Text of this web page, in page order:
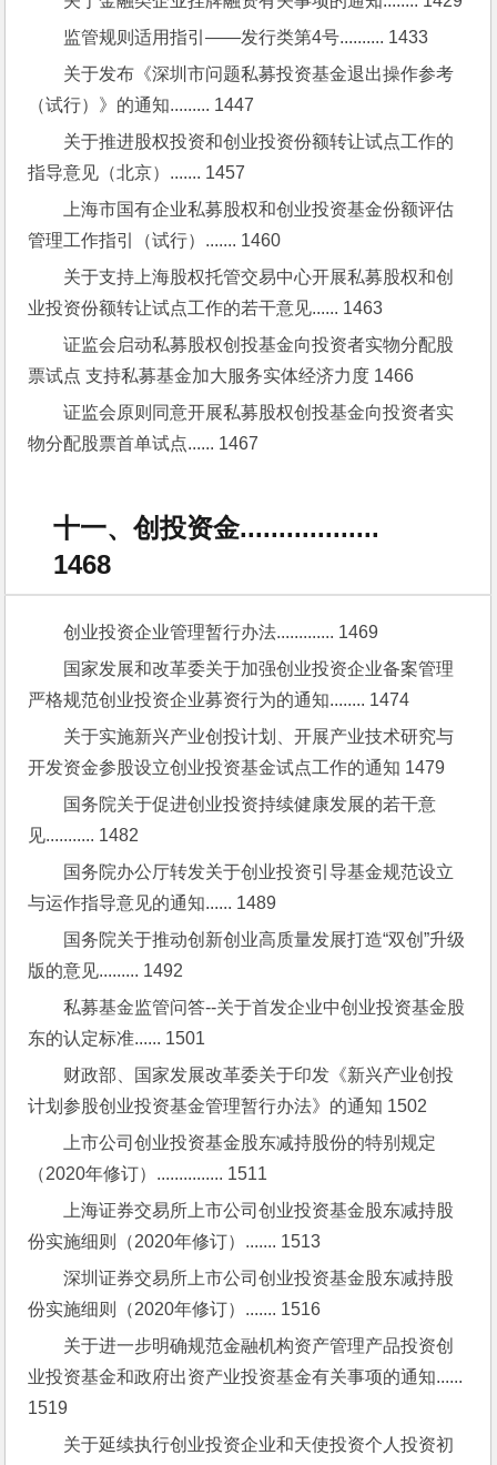
监管规则适用指引——发行类第4号.......... 1433
关于发布《深圳市问题私募投资基金退出操作参考
（试行）》的通知......... 1447
关于推进股权投资和创业投资份额转让试点工作的
指导意见（北京）....... 1457
上海市国有企业私募股权和创业投资基金份额评估
管理工作指引（试行）....... 1460
关于支持上海股权托管交易中心开展私募股权和创
业投资份额转让试点工作的若干意见...... 1463
证监会启动私募股权创投基金向投资者实物分配股
票试点 支持私募基金加大服务实体经济力度 1466
证监会原则同意开展私募股权创投基金向投资者实
物分配股票首单试点...... 1467
十一、创投资金..................
1468
创业投资企业管理暂行办法............. 1469
国家发展和改革委关于加强创业投资企业备案管理
严格规范创业投资企业募资行为的通知........ 1474
关于实施新兴产业创投计划、开展产业技术研究与
开发资金参股设立创业投资基金试点工作的通知 1479
国务院关于促进创业投资持续健康发展的若干意
见........... 1482
国务院办公厅转发关于创业投资引导基金规范设立
与运作指导意见的通知...... 1489
国务院关于推动创新创业高质量发展打造“双创”升级
版的意见......... 1492
私募基金监管问答--关于首发企业中创业投资基金股
东的认定标准...... 1501
财政部、国家发展改革委关于印发《新兴产业创投
计划参股创业投资基金管理暂行办法》的通知 1502
上市公司创业投资基金股东减持股份的特别规定
（2020年修订）............... 1511
上海证券交易所上市公司创业投资基金股东减持股
份实施细则（2020年修订）....... 1513
深圳证券交易所上市公司创业投资基金股东减持股
份实施细则（2020年修订）....... 1516
关于进一步明确规范金融机构资产管理产品投资创
业投资基金和政府出资产业投资基金有关事项的通知......
1519
关于延续执行创业投资企业和天使投资个人投资初